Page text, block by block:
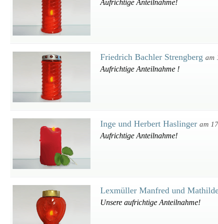
Aufrichtige Anteilnahme!
Friedrich Bachler Strengberg am
Aufrichtige Anteilnahme !
Inge und Herbert Haslinger am
Aufrichtige Anteilnahme!
Lexmüller Manfred und
Unsere aufrichtige Anteilnahme!